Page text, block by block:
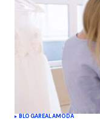
BLOGAREALAMODA